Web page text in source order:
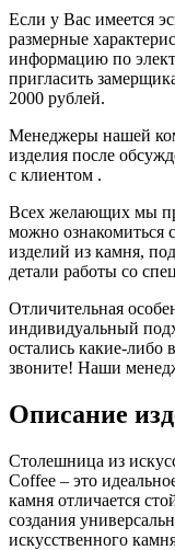
Если у Вас имеется
размерные
информацию по
пригласить
2000 рублей.
Менеджеры нашей
изделия после
с клиентом .
Всех желающих мы
можно ознакомиться
изделий из камня,
детали работы со
Отличительная
индивидуальный
остались какие-либо
звоните! Наши
Описание
Столешница из
Coffee – это
камня отличается
создания
искусственного